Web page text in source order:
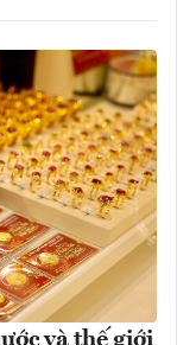
và thế giới